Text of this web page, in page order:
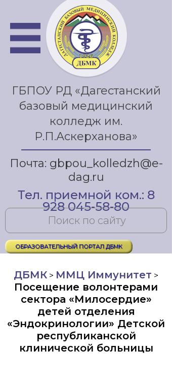
ГБПОУ РД «Дагестанский
базовый медицинский
колледж им.
Р.П.Аскерханова»
Почта: gbpou_kolledzh@e-
dag.ru
Тел. приемной ком.: 8
928 045-58-80
ОБРАЗОВАТЕЛЬНЫЙ ПОРТАЛ ДБМК
ДБМК > ММЦ Иммунитет >
Посещение волонтерами
сектора «Милосердие»
детей отделения
«Эндокринологии» Детской
республиканской
клинической больницы